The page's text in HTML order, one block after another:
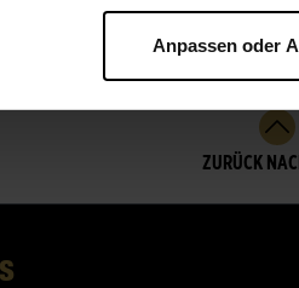
Anpassen oder
ZURÜCK